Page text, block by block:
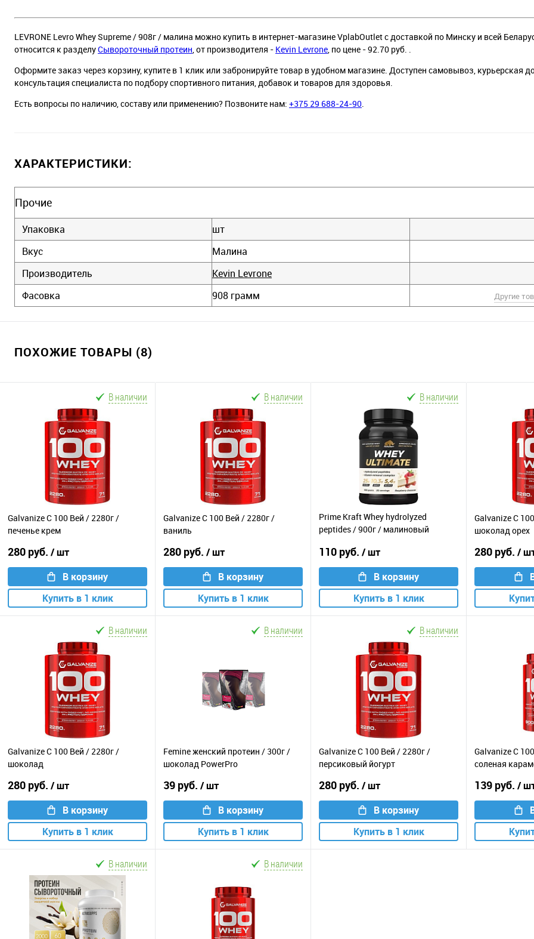
LEVRONE Levro Whey Supreme / 908г / малина можно купить в интернет-магазине VplabOutlet с доставкой по Минску и всей
относится к разделуСывороточный протеин, от производителя - Kevin Levrone, по цене - 92.70 руб. .
Оформите заказ через корзину, купите в 1 клик или забронируйте товар в удобном магазине. Доступен самовывоз, курьерская
консультация специалиста по подбору спортивного питания, добавок и товаров для здоровья.
Есть вопросы по наличию, составу или применению? Позвоните нам: +375 29 688-24-90.
ХАРАКТЕРИСТИКИ:
Прочие
Упаковка
шт
Вкус
Малина
Производитель
Kevin Levrone
Фасовка
908 грамм Другие
ПОХОЖИЕ ТОВАРЫ (8)
В наличии
Galvanize C 100 Вей / 2280г /
печенье крем
280 руб. / шт
В корзину
Купить в 1 клик
В наличии
Galvanize C 100 Вей / 2280г /
ваниль
280 руб. / шт
В корзину
Купить в 1 клик
В наличии
Prime Kraft Whey hydrolyzed
peptides / 900г / малиновый
110 руб. / шт
В корзину
Купить в 1 клик
Galvanize C
шоколад орех
280 руб. /
В наличии
Galvanize C 100 Вей / 2280г /
шоколад
280 руб. / шт
В корзину
Купить в 1 клик
В наличии
Femine женский протеин / 300г /
шоколад PowerPro
39 руб. / шт
В корзину
Купить в 1 клик
В наличии
Galvanize C 100 Вей / 2280г /
персиковый йогурт
280 руб. / шт
В корзину
Купить в 1 клик
Galvanize C
соленая
139 руб. /
В наличии В наличии